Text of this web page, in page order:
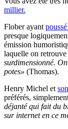
millier.
Flober ayant
presque
émission
laquelle on retrouve
surdimensionné.
potes» (Thomas).
Henry Michel et
préférés,
déjanté qui fait du
sur internet en ce